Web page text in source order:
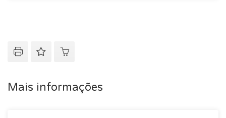
Mais informações